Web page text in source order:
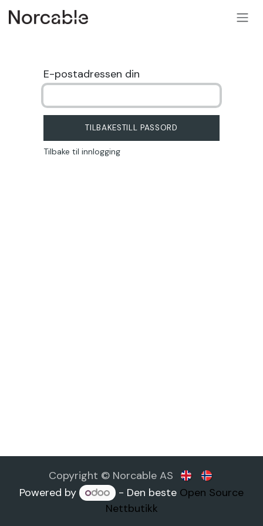
E-postadressen din
TILBAKESTILL PASSORD
Tilbake til innlogging
Copyright © Norcable AS
Powered by
- Den beste Open Source
Nettbutikk